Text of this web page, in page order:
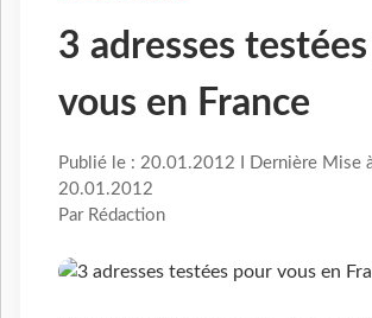
3 adresses
vous en France
Publié le : 20.01.2012 I Dernière Mise
20.01.2012
Par Rédaction